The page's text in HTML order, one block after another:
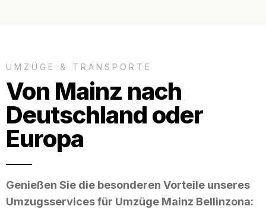
UMZÜGE & TRANSPORTE
Von Mainz nach
Deutschland oder
Europa
Genießen Sie die besonderen Vorteile unseres
Umzugsservices für Umzüge Mainz Bellinzona: